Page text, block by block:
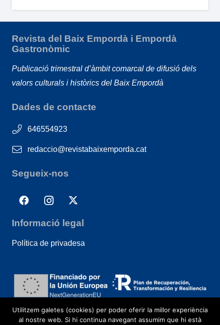
Revista del Baix Empordà i Empordà
Gastronòmic
Publicació trimestral d’àmbit comarcal de difusió dels
valors culturals i històrics del Baix Empordà
Dades de contacte
646554923
redaccio@revistabaixemporda.cat
Segueix-nos
Informació legal
Política de privadesa
Utilitzem galetes (cookies) per poder oferir la millor experiència
al nostre web. Si hi continua navegant assumim que hi està